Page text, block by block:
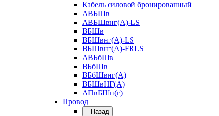
Кабель силовой бронированный
АВБШв
АВБШвнг(А)-LS
ВБШв
ВБШвнг(А)-LS
ВБШвнг(А)-FRLS
АВБбШв
ВБбШв
ВБбШвнг(А)
ВБШвНГ(А)
АПвБШп(г)
Провод
Назад